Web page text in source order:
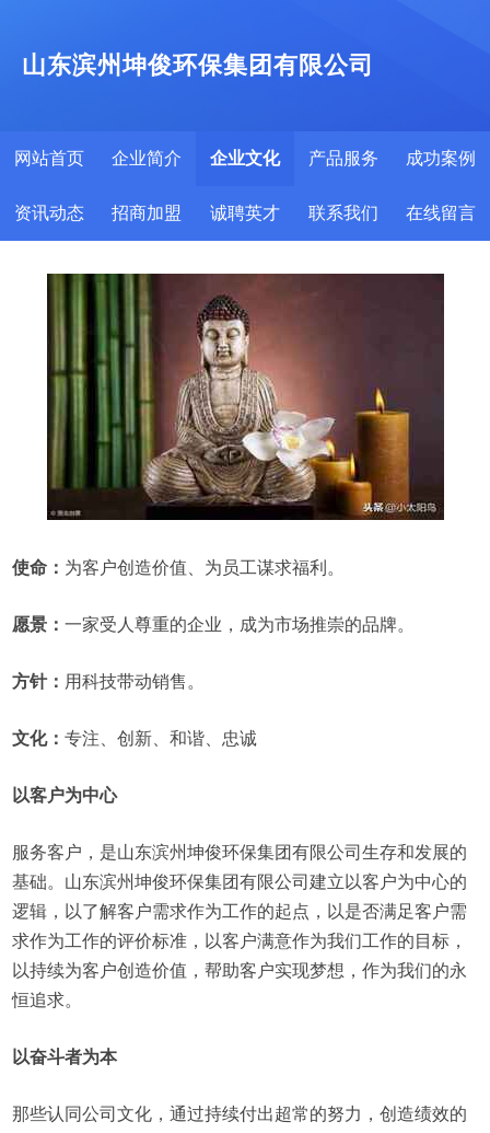
山东滨州坤俊环保集团有限公司
网站首页 企业简介 企业文化 产品服务 成功案例
资讯动态 招商加盟 诚聘英才 联系我们 在线留言
使命： 为客户创造价值、为员工谋求福利。
愿景：一家受人尊重的企业，成为市场推崇的品牌。
方针： 用科技带动销售。
文化：专注、创新、和谐、忠诚
以客户为中心
服务客户，是山东滨州坤俊环保集团有限公司生存和发展的
基础。山东滨州坤俊环保集团有限公司建立以客户为中心的
逻辑，以了解客户需求作为工作的起点，以是否满足客户需
求作为工作的评价标准，以客户满意作为我们工作的目标，
以持续为客户创造价值，帮助客户实现梦想，作为我们的永
恒追求。
以奋斗者为本
那些认同公司文化，通过持续付出超常的努力，创造绩效的